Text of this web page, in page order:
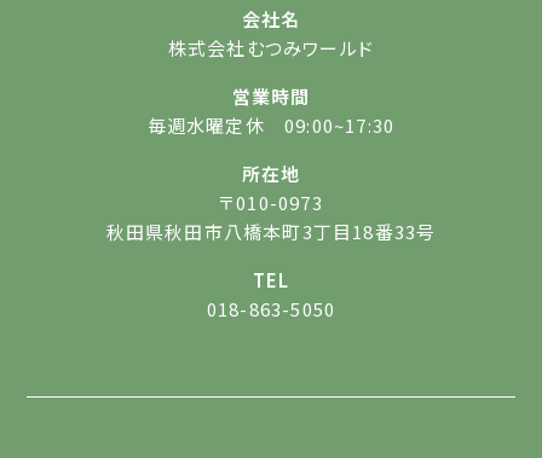
会社名
株式会社むつみワールド
営業時間
毎週水曜定休 09:00~17:30
所在地
〒010-0973
秋田県秋田市八橋本町3丁目18番33号
TEL
018-863-5050